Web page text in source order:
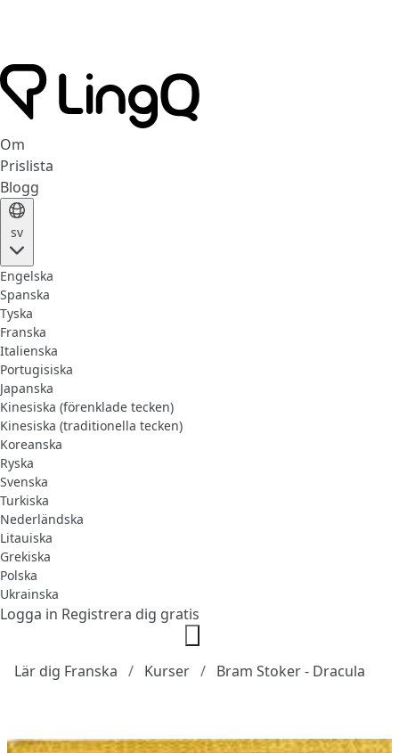
Om
Prislista
Blogg
sv
Engelska
Spanska
Tyska
Franska
Italienska
Portugisiska
Japanska
Kinesiska (förenklade tecken)
Kinesiska (traditionella tecken)
Koreanska
Ryska
Svenska
Turkiska
Nederländska
Litauiska
Grekiska
Polska
Ukrainska
Logga in Registrera dig gratis
Lär dig Franska Kurser Bram Stoker - Dracula